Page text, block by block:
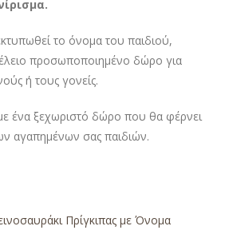
το όνομα του παιδιού,
προσωποποιημένο δώρο για
ή τους γονείς.
ένα ξεχωριστό δώρο που θα φέρνει
αγαπημένων σας παιδιών.